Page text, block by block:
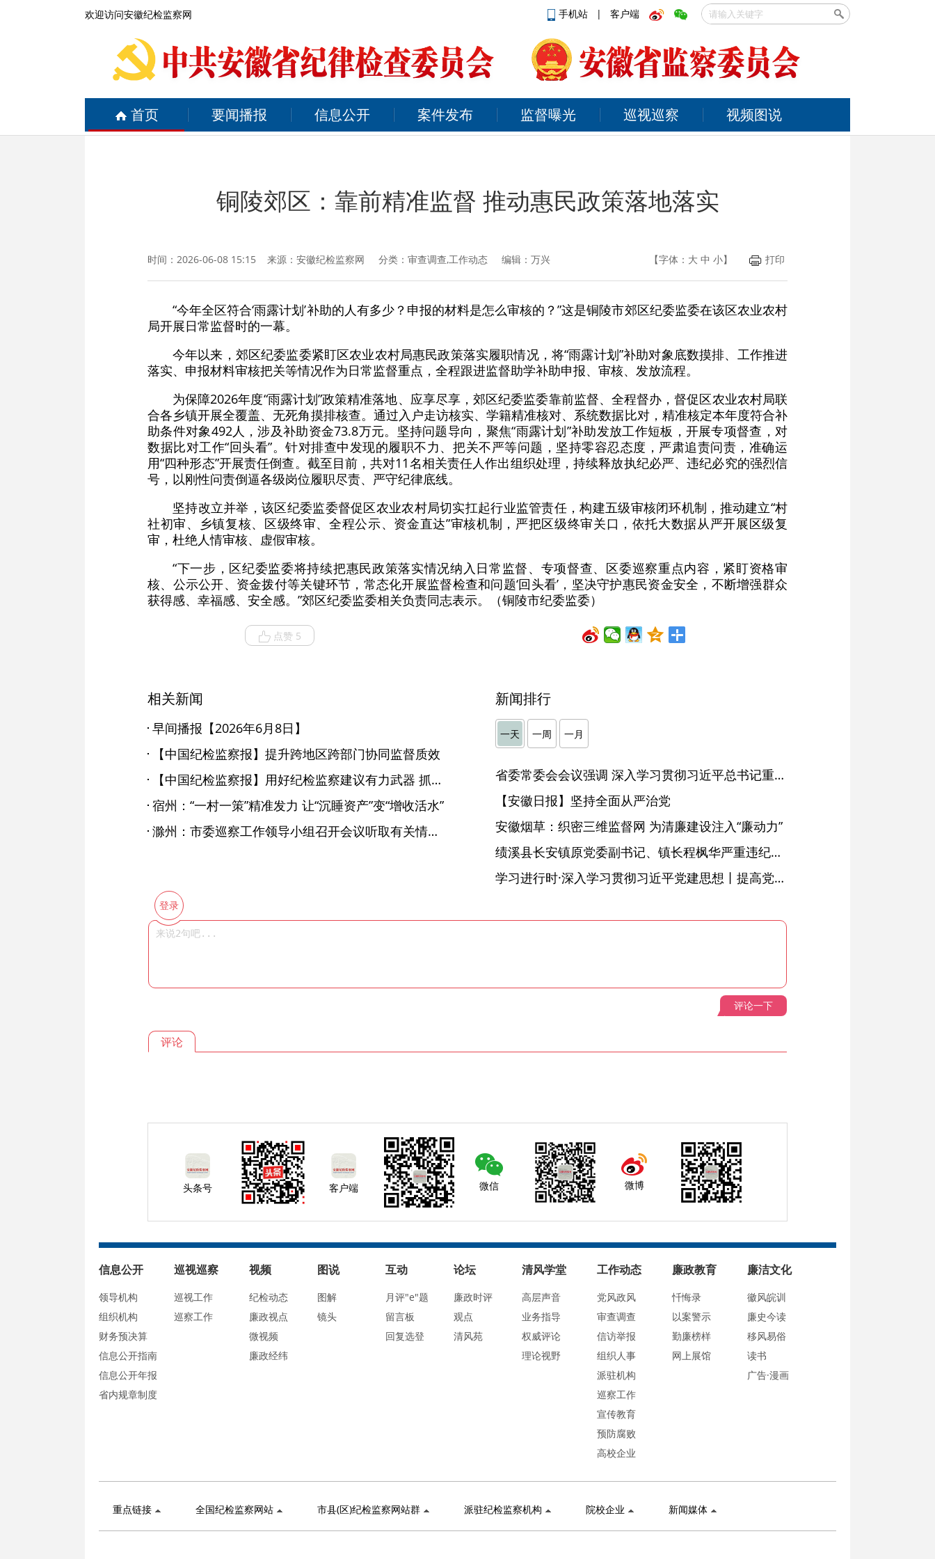
欢迎访问安徽纪检监察网 手机站 | 客户端
首页 要闻播报 信息公开 案件发布 监督曝光 巡视巡察 视频图说
铜陵郊区：靠前精准监督 推动惠民政策落地落实
时间：2026-06-08 15:15 来源： 安徽纪检监察网 分类：审查调查,工作动态 编辑：万兴 【字体： 大 中 小】 打印
“今年全区符合‘雨露计划’补助的人有多少？申报的材料是怎么审核的？”这是铜陵市郊区纪委监委在该区农业农村
局开展日常监督时的一幕。
今年以来，郊区纪委监委紧盯区农业农村局惠民政策落实履职情况，将“雨露计划”补助对象底数摸排、工作推进
落实、申报材料审核把关等情况作为日常监督重点，全程跟进监督助学补助申报、审核、发放流程。
为保障2026年度“雨露计划”政策精准落地、应享尽享，郊区纪委监委靠前监督、全程督办，督促区农业农村局联
合各乡镇开展全覆盖、无死角摸排核查。通过入户走访核实、学籍精准核对、系统数据比对，精准核定本年度符合补
助条件对象492人，涉及补助资金73.8万元。坚持问题导向，聚焦“雨露计划”补助发放工作短板，开展专项督查，对
数据比对工作“回头看”。针对排查中发现的履职不力、把关不严等问题，坚持零容忍态度，严肃追责问责，准确运
用“四种形态”开展责任倒查。截至目前，共对11名相关责任人作出组织处理，持续释放执纪必严、违纪必究的强烈信
号，以刚性问责倒逼各级岗位履职尽责、严守纪律底线。
坚持改立并举，该区纪委监委督促区农业农村局切实扛起行业监管责任，构建五级审核闭环机制，推动建立“村
社初审、乡镇复核、区级终审、全程公示、资金直达”审核机制，严把区级终审关口，依托大数据从严开展区级复
审，杜绝人情审核、虚假审核。
“下一步，区纪委监委将持续把惠民政策落实情况纳入日常监督、专项督查、区委巡察重点内容，紧盯资格审
核、公示公开、资金拨付等关键环节，常态化开展监督检查和问题‘回头看’，坚决守护惠民资金安全，不断增强群众
获得感、幸福感、安全感。”郊区纪委监委相关负责同志表示。（铜陵市纪委监委）
点赞 5
相关新闻
早间播报【2026年6月8日】
【中国纪检监察报】提升跨地区跨部门协同监督质效
【中国纪检监察报】用好纪检监察建议有力武器 抓实以案促改促治
宿州：“一村一策”精准发力 让“沉睡资产”变“增收活水”
滁州：市委巡察工作领导小组召开会议听取有关情况报告
新闻排行
一天 一周 一月
省委常委会会议强调 深入学习贯彻习近平总书记重要讲话精神 以高质量党建引领高质量发展 梁言顺主持并讲话
【安徽日报】坚持全面从严治党
安徽烟草：织密三维监督网 为清廉建设注入“廉动力”
绩溪县长安镇原党委副书记、镇长程枫华严重违纪违法被开除党籍和公职
学习进行时·深入学习贯彻习近平党建思想丨提高党的战斗力的法宝
登录
评论一下
评论
头条号 客户端 微信 微博
信息公开
领导机构
组织机构
财务预决算
信息公开指南
信息公开年报
省内规章制度
巡视巡察
巡视工作
巡察工作
视频
纪检动态
廉政视点
微视频
廉政经纬
图说
图解
镜头
互动
月评"e"题
留言板
回复选登
论坛
廉政时评
观点
清风苑
清风学堂
高层声音
业务指导
权威评论
理论视野
工作动态
党风政风
审查调查
信访举报
组织人事
派驻机构
巡察工作
宣传教育
预防腐败
高校企业
廉政教育
忏悔录
以案警示
勤廉榜样
网上展馆
廉洁文化
徽风皖训
廉史今读
移风易俗
读书
广告·漫画
重点链接 全国纪检监察网站 市县(区)纪检监察网站群 派驻纪检监察机构 院校企业 新闻媒体